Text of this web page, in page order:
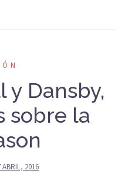
y Dansby,
sobre la
ABRIL, 2016